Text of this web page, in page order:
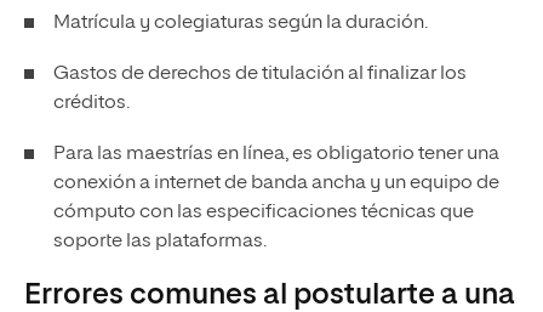
Matrícula y colegiaturas según la duración.
Gastos de derechos de titulación al finalizar los
créditos.
Para las maestrías en línea, es obligatorio tener una
conexión a internet de banda ancha y un equipo de
cómputo con las especificaciones técnicas que
soporte las plataformas.
Errores comunes al postularte a una